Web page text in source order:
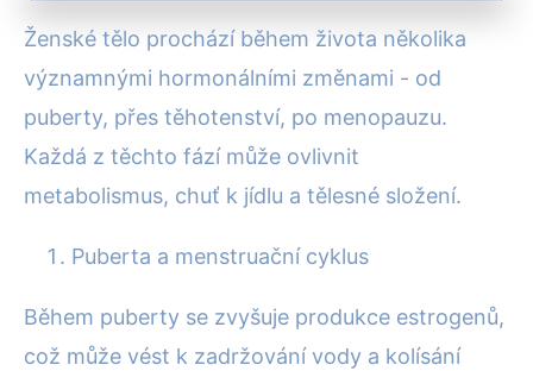
Ženské tělo prochází během života několika
významnými hormonálními změnami - od
puberty, přes těhotenství, po menopauzu.
Každá z těchto fází může ovlivnit
metabolismus, chuť k jídlu a tělesné složení.
Puberta a menstruační cyklus
Během puberty se zvyšuje produkce estrogenů,
což může vést k zadržování vody a kolísání